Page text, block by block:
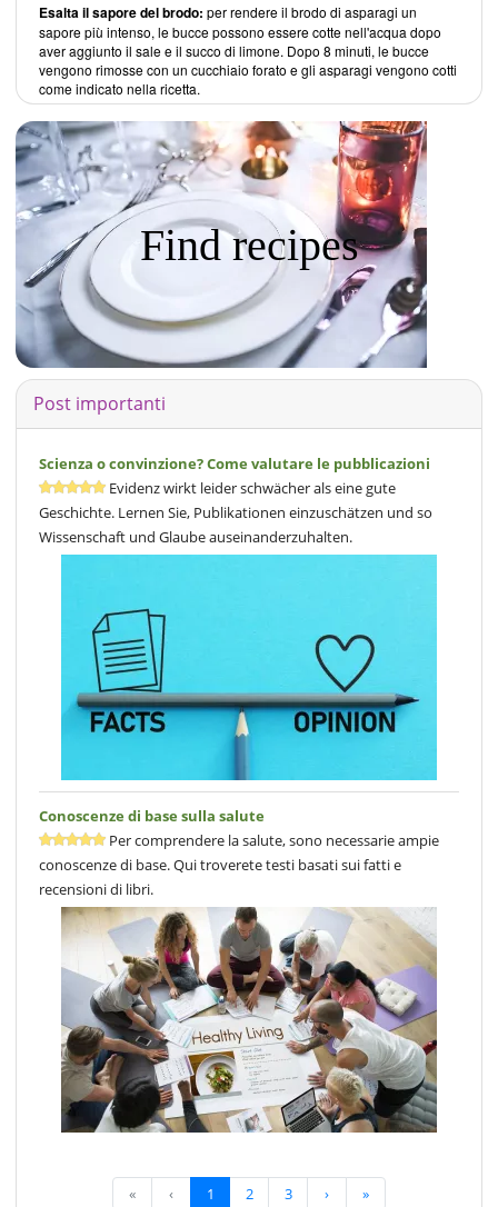
Esalta il sapore del brodo: per rendere il brodo di asparagi un
sapore più intenso, le bucce possono essere cotte nell'acqua dopo
aver aggiunto il sale e il succo di limone. Dopo 8 minuti, le bucce
vengono rimosse con un cucchiaio forato e gli asparagi vengono cotti
come indicato nella ricetta.
Find recipes
Post importanti
Scienza o convinzione? Come valutare le pubblicazioni
Evidenz wirkt leider schwächer als eine gute
Geschichte. Lernen Sie, Publikationen einzuschätzen und so
Wissenschaft und Glaube auseinanderzuhalten.
Conoscenze di base sulla salute
Per comprendere la salute, sono necessarie ampie
conoscenze di base. Qui troverete testi basati sui fatti e
recensioni di libri.
« ‹ 1 2 3 › »